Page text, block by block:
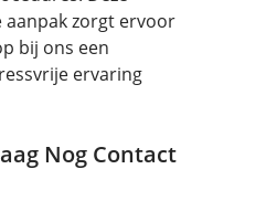
zorgt ervoor
bij ons een
ervaring
Nog Contact